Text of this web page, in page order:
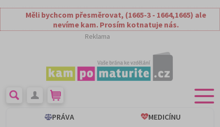
Měli bychcom přesměrovat, (1665-3 - 1664,1665) ale
nevíme kam. Prosím kotnatuje nás.
Reklama
PRÁVA
MEDICÍNU